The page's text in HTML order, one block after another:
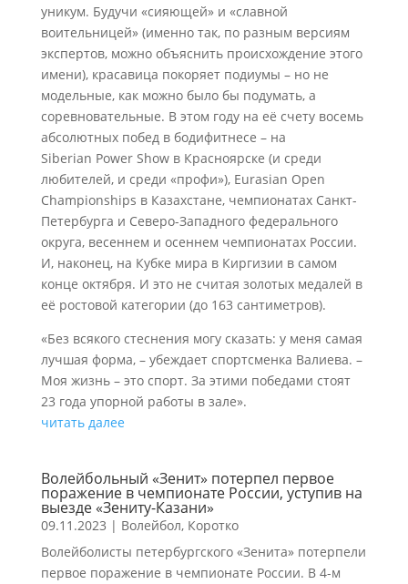
уникум. Будучи «сияющей» и «славной
воительницей» (именно так, по разным версиям
экспертов, можно объяснить происхождение этого
имени), красавица покоряет подиумы – но не
модельные, как можно было бы подумать, а
соревновательные. В этом году на её счету восемь
абсолютных побед в бодифитнесе – на
Siberian Power Show в Красноярске (и среди
любителей, и среди «профи»), Eurasian Open
Championships в Казахстане, чемпионатах Санкт-
Петербурга и Северо-Западного федерального
округа, весеннем и осеннем чемпионатах России.
И, наконец, на Кубке мира в Киргизии в самом
конце октября. И это не считая золотых медалей в
её ростовой категории (до 163 сантиметров).
«Без всякого стеснения могу сказать: у меня самая
лучшая форма, – убеждает спортсменка Валиева. –
Моя жизнь – это спорт. За этими победами стоят
23 года упорной работы в зале».
читать далее
Волейбольный «Зенит» потерпел первое
поражение в чемпионате России, уступив на
выезде «Зениту-Казани»
09.11.2023 | Волейбол, Коротко
Волейболисты петербургского «Зенита» потерпели
первое поражение в чемпионате России. В 4-м